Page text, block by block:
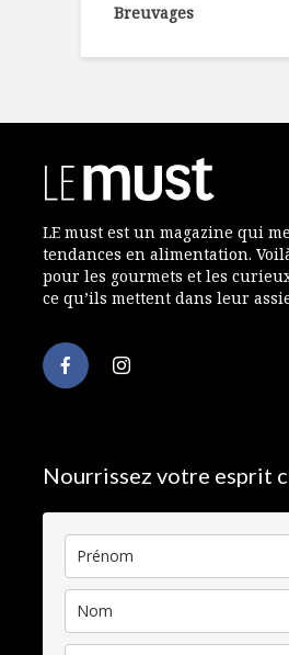
Breuvages
LE must est un magazine qui
tendances en alimentation.
pour les gourmets et les
ce qu’ils mettent dans leur
Nourrissez votre esprit